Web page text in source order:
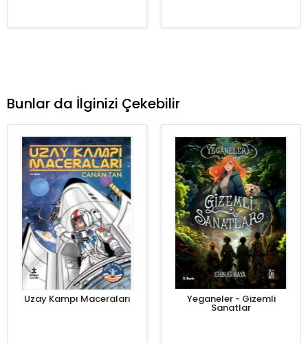
Bunlar da İlginizi Çekebilir
Uzay Kampı Maceraları Yeganeler - Gizemli
Sanatlar